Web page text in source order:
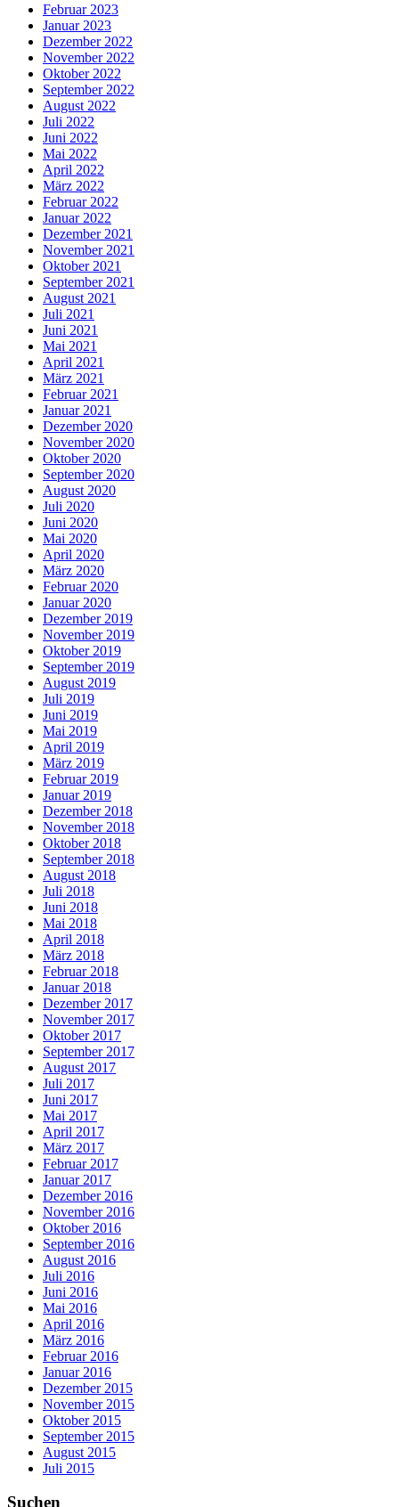
Februar 2023
Januar 2023
Dezember 2022
November 2022
Oktober 2022
September 2022
August 2022
Juli 2022
Juni 2022
Mai 2022
April 2022
März 2022
Februar 2022
Januar 2022
Dezember 2021
November 2021
Oktober 2021
September 2021
August 2021
Juli 2021
Juni 2021
Mai 2021
April 2021
März 2021
Februar 2021
Januar 2021
Dezember 2020
November 2020
Oktober 2020
September 2020
August 2020
Juli 2020
Juni 2020
Mai 2020
April 2020
März 2020
Februar 2020
Januar 2020
Dezember 2019
November 2019
Oktober 2019
September 2019
August 2019
Juli 2019
Juni 2019
Mai 2019
April 2019
März 2019
Februar 2019
Januar 2019
Dezember 2018
November 2018
Oktober 2018
September 2018
August 2018
Juli 2018
Juni 2018
Mai 2018
April 2018
März 2018
Februar 2018
Januar 2018
Dezember 2017
November 2017
Oktober 2017
September 2017
August 2017
Juli 2017
Juni 2017
Mai 2017
April 2017
März 2017
Februar 2017
Januar 2017
Dezember 2016
November 2016
Oktober 2016
September 2016
August 2016
Juli 2016
Juni 2016
Mai 2016
April 2016
März 2016
Februar 2016
Januar 2016
Dezember 2015
November 2015
Oktober 2015
September 2015
August 2015
Juli 2015
Suchen